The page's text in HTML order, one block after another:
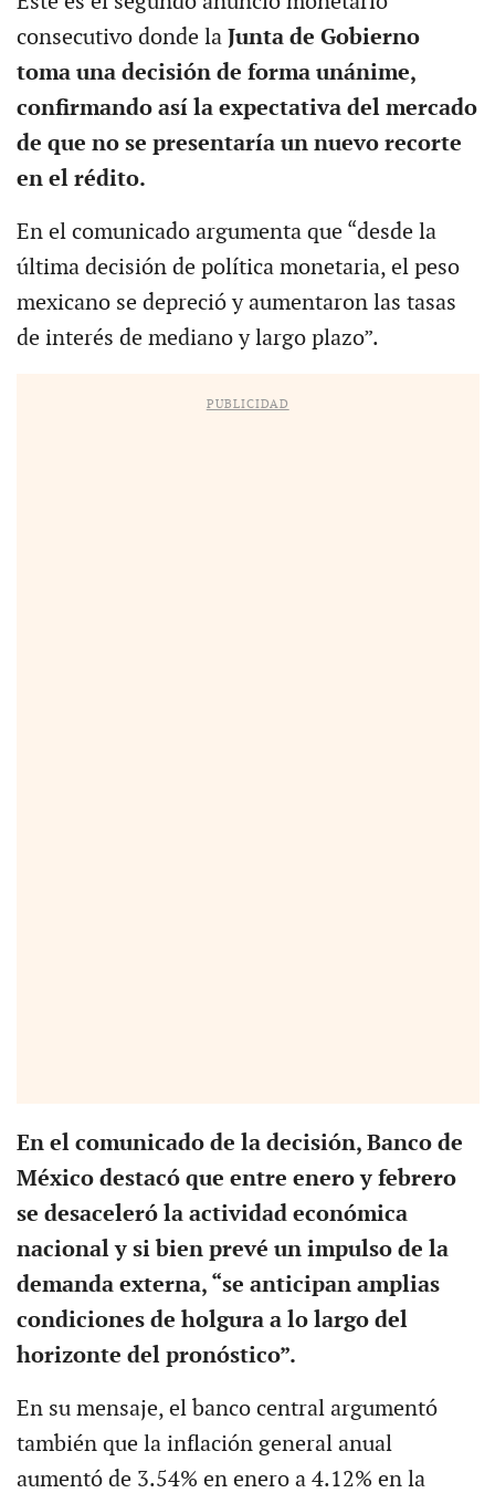
consecutivo donde la Junta de Gobierno
toma una decisión de forma unánime,
confirmando así la expectativa del mercado
de que no se presentaría un nuevo recorte
en el rédito.
En el comunicado argumenta que “desde la
última decisión de política monetaria, el peso
mexicano se depreció y aumentaron las tasas
de interés de mediano y largo plazo”.
PUBLICIDAD
En el comunicado de la decisión, Banco de
México destacó que entre enero y febrero
se desaceleró la actividad económica
nacional y si bien prevé un impulso de la
demanda externa, “se anticipan amplias
condiciones de holgura a lo largo del
horizonte del pronóstico”.
En su mensaje, el banco central argumentó
también que la inflación general anual
aumentó de 3.54% en enero a 4.12% en la